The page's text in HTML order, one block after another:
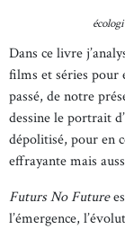
Dans ce livre
films et séries pour
passé, de notre
dessine le portrait
dépolitisé, pour en
effrayante mais
Futurs No Future
l’émergence,